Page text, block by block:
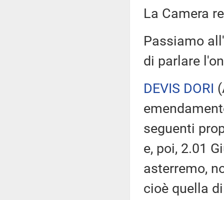
La Camera
Passiamo
di parlare
DEVIS DORI (
seguenti
e, poi, 2.01
asterremo,
cioè quella